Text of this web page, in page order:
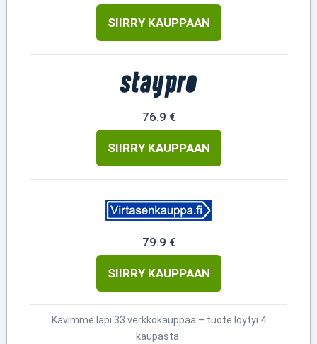
SIIRRY KAUPPAAN
76.9 €
SIIRRY KAUPPAAN
79.9 €
SIIRRY KAUPPAAN
Kävimme läpi 33 verkkokauppaa – tuote löytyi 4
kaupasta.